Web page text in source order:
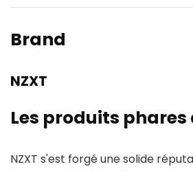
Brand
NZXT
Les produits phares
NZXT s'est forgé une solide